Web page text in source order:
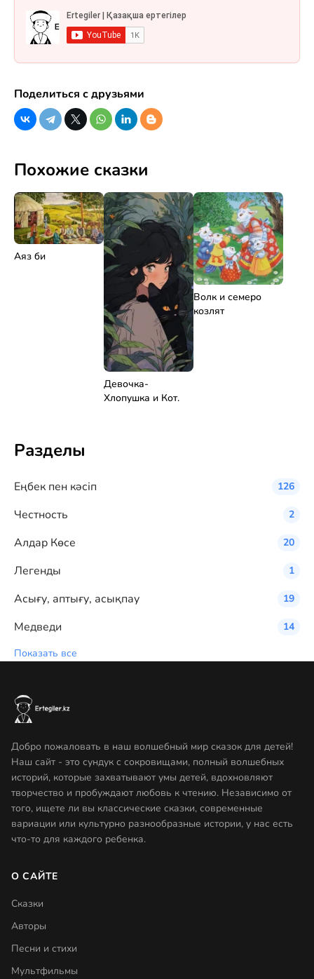
Поделиться с друзьями
Похожие сказки
Аяз би
Девочка-
Хлопушка и Кот.
Волк и семеро
козлят
Разделы
Eңбек пен кәсіп 126
Честность 2
Алдар Көсе 20
Легенды 1
Асығу, аптығу, асықпау 19
Медведи
14
Показать все
Добро пожаловать в наш волшебный мир сказок для детей!
Наш сайт - это сундук с сокровищами, полный волшебных
историй, которые захватывают умы детей, вдохновляют
творчество и пробуждают любовь к чтению. Независимо от
того, ищете ли вы классические сказки, современные
вариации или культурно разнообразные истории, у нас есть
что-то для каждого ребенка.
О САЙТЕ
Сказки
Авторы
Песни и стихи
Мультфильмы